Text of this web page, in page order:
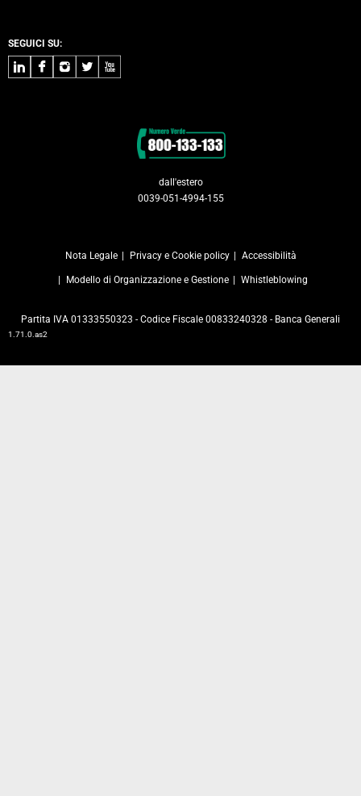
SEGUICI SU:
LinkedInFacebook
Instagram
TwitterYoutube
dall'estero
0039-051-4994-155
Nota Legale Privacy e Cookie policy Accessibilità
Modello di Organizzazione e Gestione Whistleblowing
Partita IVA 01333550323 - Codice Fiscale 00833240328 - Banca Generali
1.71.0.as2